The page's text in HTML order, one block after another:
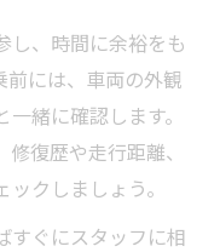
し、時間に余裕をも
前には、車両の外観
緒に確認します。
復歴や走行距離、
クしましょう。
すぐにスタッフに相